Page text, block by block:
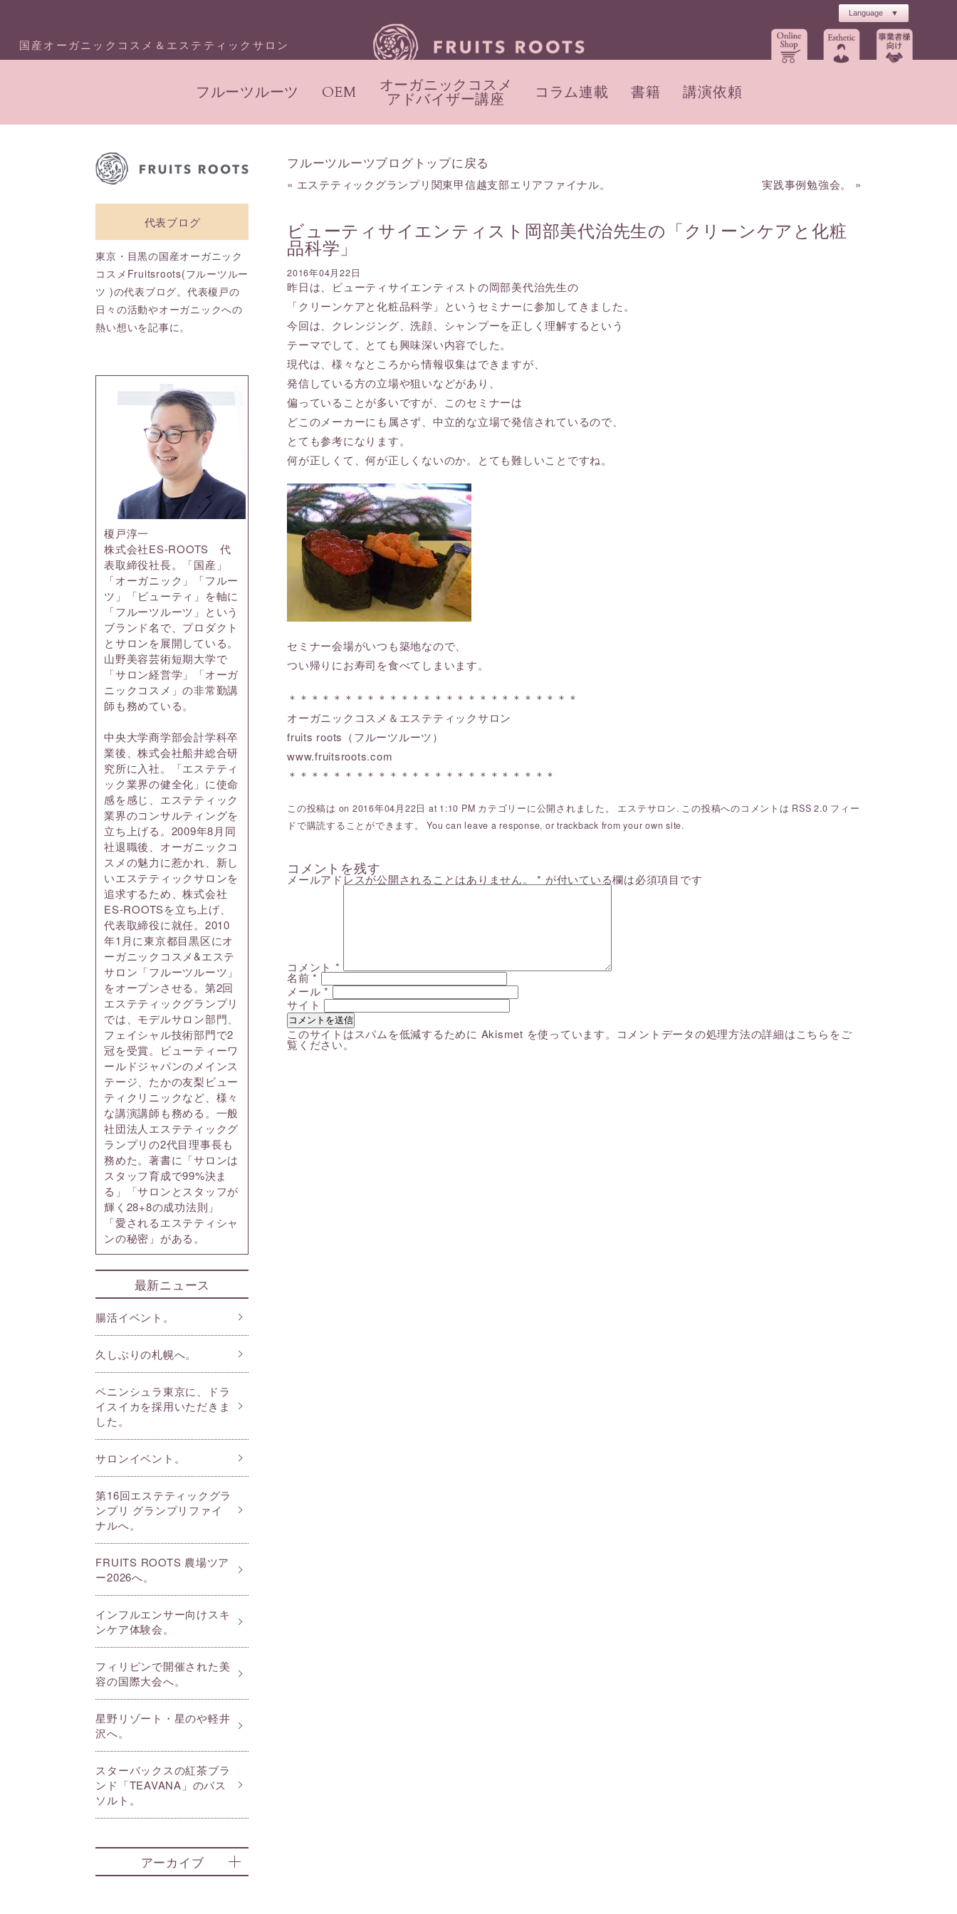
国産オーガニックコスメ＆エステティックサロン
フルーツルーツ OEM オーガニックコスメ
アドバイザー講座 コラム連載 書籍 講演依頼
フルーツルーツブログトップに戻る
« エステティックグランプリ関東甲信越支部エリアファイナル。 実践事例勉強会。 »
ビューティサイエンティスト岡部美代治先生の「クリーンケアと化粧
品科学」
2016年04月22日
昨日は、ビューティサイエンティストの岡部美代治先生の
「クリーンケアと化粧品科学」というセミナーに参加してきました。
今回は、クレンジング、洗顔、シャンプーを正しく理解するという
テーマでして、とても興味深い内容でした。
現代は、様々なところから情報収集はできますが、
発信している方の立場や狙いなどがあり、
偏っていることが多いですが、このセミナーは
どこのメーカーにも属さず、中立的な立場で発信されているので、
とても参考になります。
何が正しくて、何が正しくないのか。とても難しいことですね。
セミナー会場がいつも築地なので、
つい帰りにお寿司を食べてしまいます。
＊＊＊＊＊＊＊＊＊＊＊＊＊＊＊＊＊＊＊＊＊＊＊＊＊＊
オーガニックコスメ＆エステティックサロン
fruits roots（フルーツルーツ）
www.fruitsroots.com
＊＊＊＊＊＊＊＊＊＊＊＊＊＊＊＊＊＊＊＊＊＊＊＊
この投稿は on 2016年04月22日 at 1:10 PM カテゴリーに公開されました。 エステサロン. この投稿へのコメントは RSS 2.0 フィー
ドで購読することができます。 You canleave a response, ortrackback from your own site.
コメントを残す
メールアドレスが公開されることはありません。 * が付いている欄は必須項目です
コメント *
名前*
メール*
サイト
このサイトはスパムを低減するために Akismet を使っています。
コメントデータの処理方法の詳細はこちらをご
覧ください。
代表ブログ
東京・目黒の国産オーガニック
コスメFruitsroots(フルーツルー
ツ )の代表ブログ。代表榎戸の
日々の活動やオーガニックへの
熱い想いを記事に。
榎戸淳一
株式会社ES-ROOTS 代
表取締役社長。「国産」
「オーガニック」「フルー
ツ」「ビューティ」を軸に
「フルーツルーツ」という
ブランド名で、プロダクト
とサロンを展開している。
山野美容芸術短期大学で
「サロン経営学」「オーガ
ニックコスメ」の非常勤講
師も務めている。
中央大学商学部会計学科卒
業後、株式会社船井総合研
究所に入社。「エステティ
ック業界の健全化」に使命
感を感じ、エステティック
業界のコンサルティングを
立ち上げる。2009年8月同
社退職後、オーガニックコ
スメの魅力に惹かれ、新し
いエステティックサロンを
追求するため、株式会社
ES-ROOTSを立ち上げ、
代表取締役に就任。2010
年1月に東京都目黒区にオ
ーガニックコスメ&エステ
サロン「フルーツルーツ」
をオープンさせる。第2回
エステティックグランプリ
では、モデルサロン部門、
フェイシャル技術部門で2
冠を受賞。ビューティーワ
ールドジャパンのメインス
テージ、たかの友梨ビュー
ティクリニックなど、様々
な講演講師も務める。一般
社団法人エステティックグ
ランプリの2代目理事長も
務めた。著書に「サロンは
スタッフ育成で99%決ま
る」「サロンとスタッフが
輝く28+8の成功法則」
「愛されるエステティシャ
ンの秘密」がある。
最新ニュース
腸活イベント。
久しぶりの札幌へ。
ペニンシュラ東京に、ドラ
イスイカを採用いただきま
した。
サロンイベント。
第16回エステティックグラ
ンプリ グランプリファイ
ナルへ。
FRUITS ROOTS 農場ツア
ー2026へ。
インフルエンサー向けスキ
ンケア体験会。
フィリピンで開催された美
容の国際大会へ。
星野リゾート・星のや軽井
沢へ。
スターバックスの紅茶ブラ
ンド「TEAVANA」のバス
ソルト。
アーカイブ